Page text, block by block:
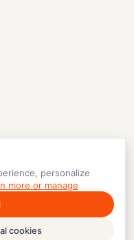
personalize
more or manage
cookies